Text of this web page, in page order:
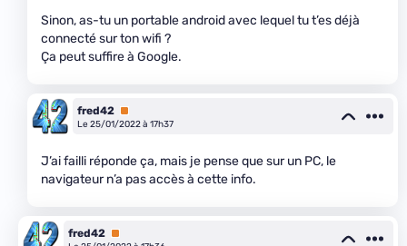
Sinon, as-tu un portable android avec lequel tu t’es déjà
connecté sur ton wifi ?
Ça peut suffire à Google.
fred42 Premium
Le 25/01/2022 à 17h37
J’ai failli réponde ça, mais je pense que sur un PC, le
navigateur n’a pas accès à cette info.
fred42 Premium